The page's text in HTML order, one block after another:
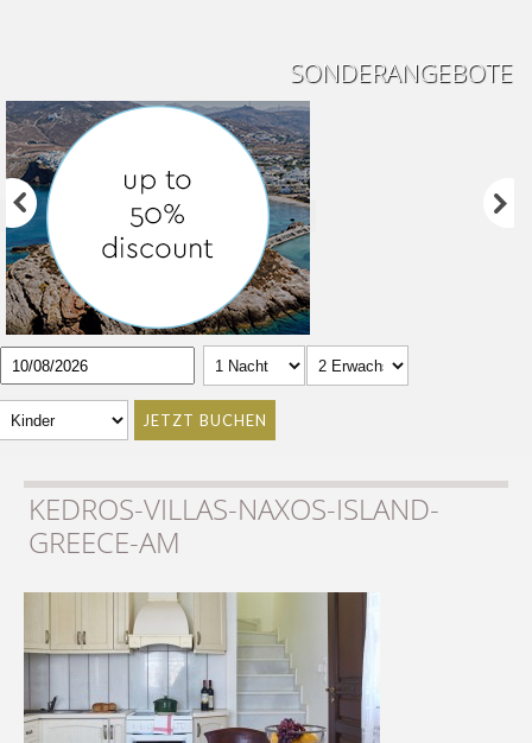
SONDERANGEBOTE
JETZT BUCHEN
KEDROS-VILLAS-NAXOS-ISLAND-
GREECE-AM